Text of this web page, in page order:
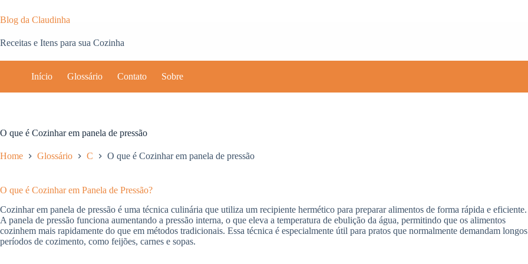
para
o
Blog da Claudinha
Receitas e Itens para sua Cozinha
Início Glossário Contato Sobre
O que é Cozinhar em panela de pressão
Home Glossário C O que é Cozinhar em panela de pressão
O que é Cozinhar em Panela de Pressão?
Cozinhar em panela de pressão é uma técnica culinária que utiliza um recipiente hermético para preparar alimentos de forma rápida e eficiente.
A panela de pressão funciona aumentando a pressão interna, o que eleva a temperatura de ebulição da água, permitindo que os alimentos
cozinhem mais rapidamente do que em métodos tradicionais. Essa técnica é especialmente útil para pratos que normalmente demandam longos
períodos de cozimento, como feijões, carnes e sopas.